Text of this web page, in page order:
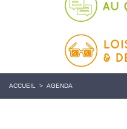
ACCUEIL > AGENDA